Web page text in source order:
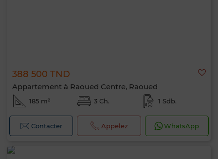
388 500 TND
Appartement à Raoued Centre, Raoued
185 m² 3 Ch. 1 Sdb.
Contacter Appelez WhatsApp